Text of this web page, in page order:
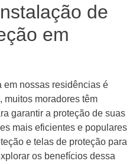
de
em
em nossas residências é
muitos moradores têm
garantir a proteção de suas
mais eficientes e populares
e telas de proteção para
os benefícios dessa